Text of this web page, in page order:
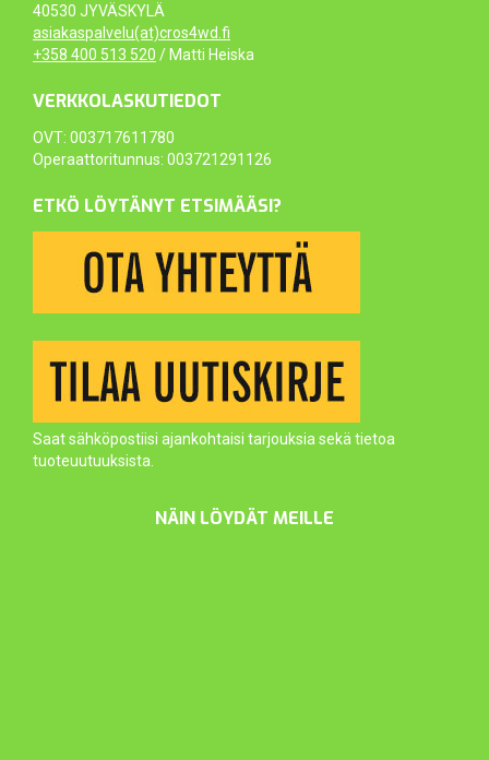
40530 JYVÄSKYLÄ
asiakaspalvelu(at)cros4wd.fi
+358 400 513 520 / Matti Heiska
VERKKOLASKUTIEDOT
OVT: 003717611780
Operaattoritunnus: 003721291126
ETKÖ LÖYTÄNYT ETSIMÄÄSI?
Saat sähköpostiisi ajankohtaisi tarjouksia sekä tietoa
tuoteuutuuksista.
NÄIN LÖYDÄT MEILLE